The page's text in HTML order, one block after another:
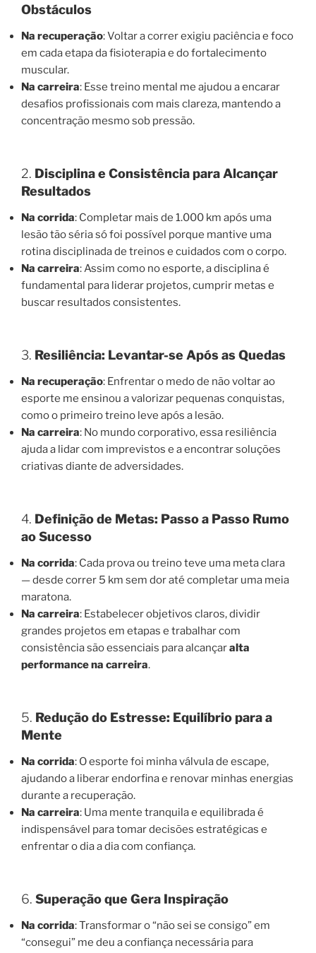
Obstáculos
Na recuperação: Voltar a correr exigiu paciência e foco
em cada etapa da fisioterapia e do fortalecimento
muscular.
Na carreira: Esse treino mental me ajudou a encarar
desafios profissionais com mais clareza, mantendo a
concentração mesmo sob pressão.
2. Disciplina e Consistência para Alcançar
Resultados
Na corrida: Completar mais de 1.000 km após uma
lesão tão séria só foi possível porque mantive uma
rotina disciplinada de treinos e cuidados com o corpo.
Na carreira: Assim como no esporte, a disciplina é
fundamental para liderar projetos, cumprir metas e
buscar resultados consistentes.
3. Resiliência: Levantar-se Após as Quedas
Na recuperação: Enfrentar o medo de não voltar ao
esporte me ensinou a valorizar pequenas conquistas,
como o primeiro treino leve após a lesão.
Na carreira: No mundo corporativo, essa resiliência
ajuda a lidar com imprevistos e a encontrar soluções
criativas diante de adversidades.
4. Definição de Metas: Passo a Passo Rumo
ao Sucesso
Na corrida: Cada prova ou treino teve uma meta clara
— desde correr 5 km sem dor até completar uma meia
maratona.
Na carreira: Estabelecer objetivos claros, dividir
grandes projetos em etapas e trabalhar com
consistência são essenciais para alcançaralta
performance na carreira.
5. Redução do Estresse: Equilíbrio para a
Mente
Na corrida: O esporte foi minha válvula de escape,
ajudando a liberar endorfina e renovar minhas energias
durante a recuperação.
Na carreira: Uma mente tranquila e equilibrada é
indispensável para tomar decisões estratégicas e
enfrentar o dia a dia com confiança.
6. Superação que Gera Inspiração
Na corrida: Transformar o “não sei se consigo” em
“consegui” me deu a confiança necessária para